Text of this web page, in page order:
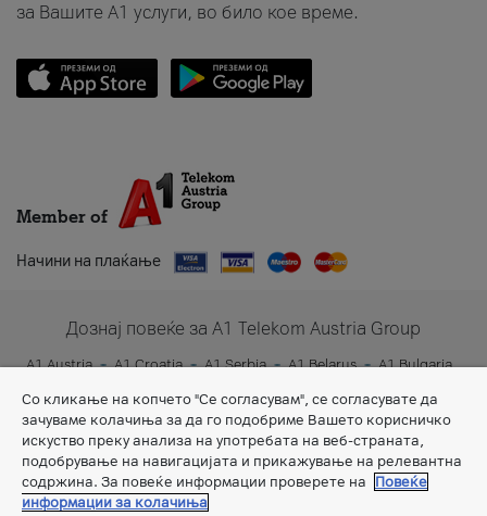
за Вашите A1 услуги, во било кое време.
Member of
Начини на плаќање
Дознај повеќе за A1 Telekom Austria Group
A1 Austria A1 Croatia A1 Serbia A1 Belarus
A1 Bulgaria
A1 Slovenia
A1 Digital
Со кликање на копчето "Се согласувам", се согласувате да
зачуваме колачиња за да го подобриме Вашето корисничко
искуство преку анализа на употребата на веб-страната,
подобрување на навигацијата и прикажување на релевантна
содржина. За повеќе информации проверете на
Повеќе
информации за колачиња